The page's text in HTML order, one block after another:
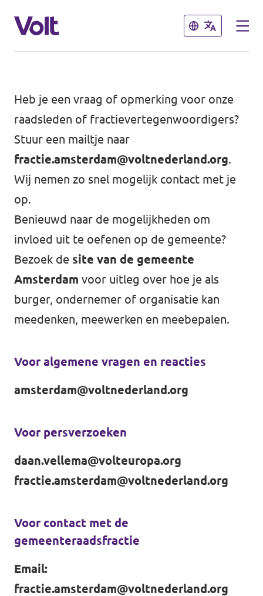
Sluiten
Nederlands
Volt afdelingen dichtbij
Volt Nederland
Volt Noord-Holland
↗️ Overzicht alle Nederlandse afdelingen
Sluiten
Standpunten
Over Volt
Mensen
Nieuws
Agenda
Vacatures
Heb je een vraag of opmerking voor onze
raadsleden of fractievertegenwoordigers?
Stuur een mailtje naar
fractie.amsterdam@voltnederland.org.
Wij nemen zo snel mogelijk contact met je
op.
Benieuwd naar de mogelijkheden om
invloed uit te oefenen op de gemeente?
Bezoek de site van de gemeente
Amsterdam voor uitleg over hoe je als
burger, ondernemer of organisatie kan
meedenken, meewerken en meebepalen.
Voor algemene vragen en reacties
amsterdam@voltnederland.org
Voor persverzoeken
daan.vellema@volteuropa.org
fractie.amsterdam@voltnederland.org
Voor contact met de
gemeenteraadsfractie
Email:
fractie.amsterdam@voltnederland.org